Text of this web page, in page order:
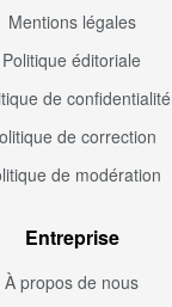
Mentions légales
Politique éditoriale
de confidentialité
de correction
de modération
Entreprise
À propos de nous